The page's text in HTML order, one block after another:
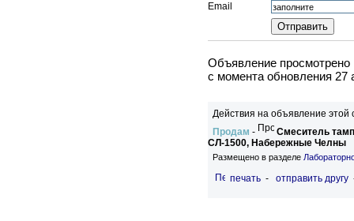
Email
Объявление просмотрено
c момента обновления 27
Действия на объявление этой
Продам -
Смеситель
СЛ-1500, Набережные Челны
Размещено в разделе
печать - отправить другу